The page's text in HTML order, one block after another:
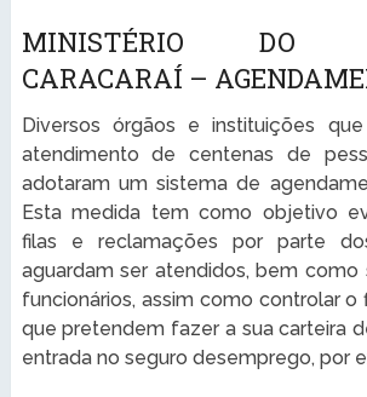
MINISTÉRIO DO
CARACARAÍ –
Diversos órgãos e instituições
atendimento de centenas de
adotaram um sistema de
Esta medida tem como objetivo
filas e reclamações por parte
aguardam ser atendidos, bem como
funcionários, assim como controlar o
que pretendem fazer a sua carteira
entrada no seguro desemprego, por